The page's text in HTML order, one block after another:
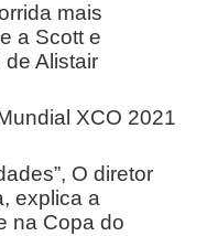
mais
a Scott e
Alistair
XCO 2021
O diretor
explica a
na Copa do